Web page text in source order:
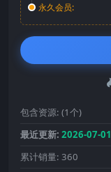
永久会员:
包含资源: (1个)
最近更新: 2026-07-01
累计销量: 360